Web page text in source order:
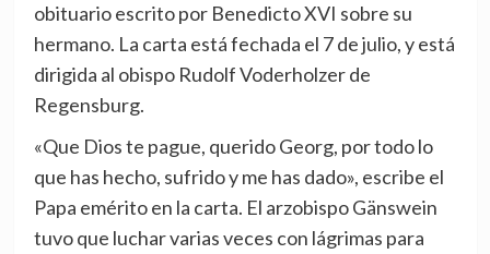
obituario escrito por Benedicto XVI sobre su
hermano. La carta está fechada el 7 de julio, y está
dirigida al obispo Rudolf Voderholzer de
Regensburg.
«Que Dios te pague, querido Georg, por todo lo
que has hecho, sufrido y me has dado», escribe el
Papa emérito en la carta. El arzobispo Gänswein
tuvo que luchar varias veces con lágrimas para